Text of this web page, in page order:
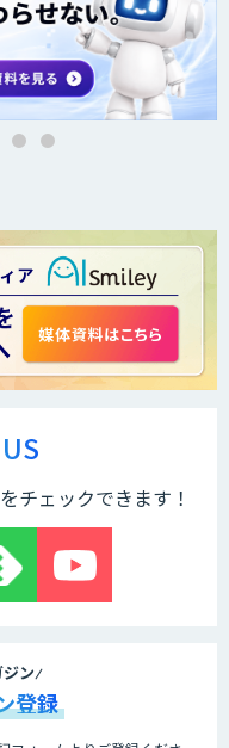
チェックできます！
ン
登録